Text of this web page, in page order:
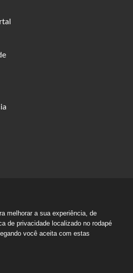
melhorar a sua experiência, de
de privacidade localizado no rodapé
você aceita com estas
Davinópolis. Todos os direitos